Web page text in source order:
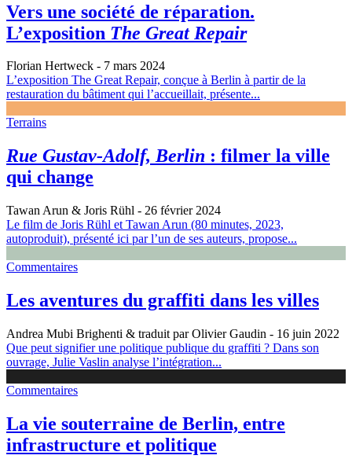
Vers une société de réparation.
L’exposition The Great Repair
Florian Hertweck - 7 mars 2024
L’exposition The Great Repair, conçue à Berlin à partir de la
restauration du bâtiment qui l’accueillait, présente...
Terrains
Rue Gustav-Adolf, Berlin : filmer la ville
qui change
Tawan Arun & Joris Rühl - 26 février 2024
Le film de Joris Rühl et Tawan Arun (80 minutes, 2023,
autoproduit), présenté ici par l’un de ses auteurs, propose...
Commentaires
Les aventures du graffiti dans les villes
Andrea Mubi Brighenti & traduit par Olivier Gaudin - 16 juin 2022
Que peut signifier une politique publique du graffiti ? Dans son
ouvrage, Julie Vaslin analyse l’intégration...
Commentaires
La vie souterraine de Berlin, entre
infrastructure et politique